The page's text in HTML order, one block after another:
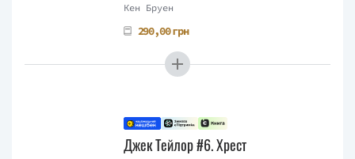
Кен Бруен
290,00 грн
Джек Тейлор #6. Хрест